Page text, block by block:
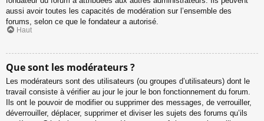
aussi avoir toutes les capacités de modération sur l’ensemble des
forums, selon ce que le fondateur a autorisé.
Haut
Que sont les modérateurs ?
Les modérateurs sont des utilisateurs (ou groupes d’utilisateurs) dont le
travail consiste à vérifier au jour le jour le bon fonctionnement du forum.
Ils ont le pouvoir de modifier ou supprimer des messages, de verrouiller,
déverrouiller, déplacer, supprimer et diviser les sujets des forums qu’ils